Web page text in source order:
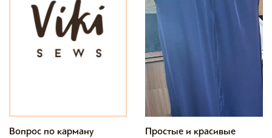
Вопрос по карману Простые и красивые